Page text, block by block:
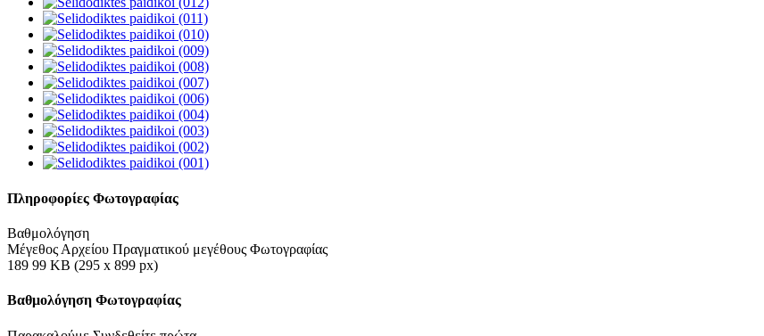
Πληροφορίες Φωτογραφίας
Βαθμολόγηση
Μέγεθος Αρχείου Πραγματικού μεγέθους Φωτογραφίας
189 99 KB (295 x 899 px)
Βαθμολόγηση Φωτογραφίας